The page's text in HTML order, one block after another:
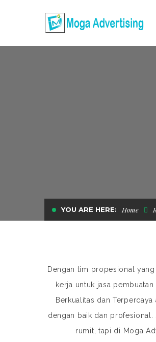
YOU ARE HERE: Home
Dengan tim propesional
kerja untuk jasa
Berkualitas dan
dengan baik dan
rumit, tapi di Moga